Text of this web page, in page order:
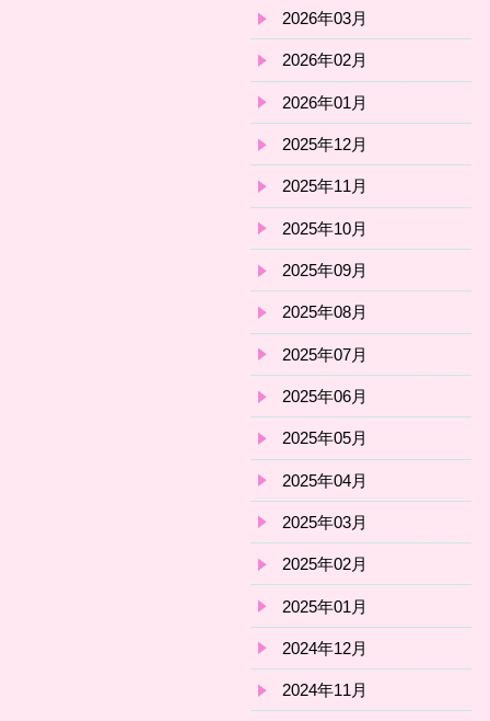
2026年03月
2026年02月
2026年01月
2025年12月
2025年11月
2025年10月
2025年09月
2025年08月
2025年07月
2025年06月
2025年05月
2025年04月
2025年03月
2025年02月
2025年01月
2024年12月
2024年11月